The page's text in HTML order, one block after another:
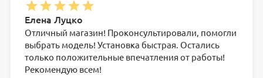
Елена Луцко
Отличный магазин! Проконсультировали, помогли
выбрать модель! Установка быстрая. Остались
только положительные впечатления от работы!
Рекомендую всем!